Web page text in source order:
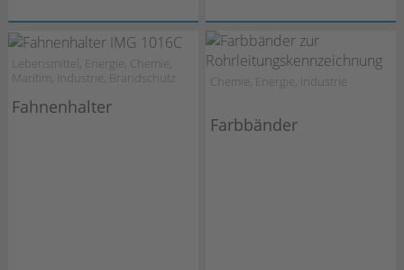
Lebensmittel, Energie, Chemie,
Maritim, Industrie, Brandschutz
Fahnenhalter
Chemie, Energie, Industrie
Farbbänder